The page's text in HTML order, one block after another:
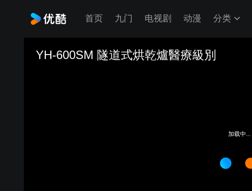
首页 九门 电视剧 动漫 分类
加载中...